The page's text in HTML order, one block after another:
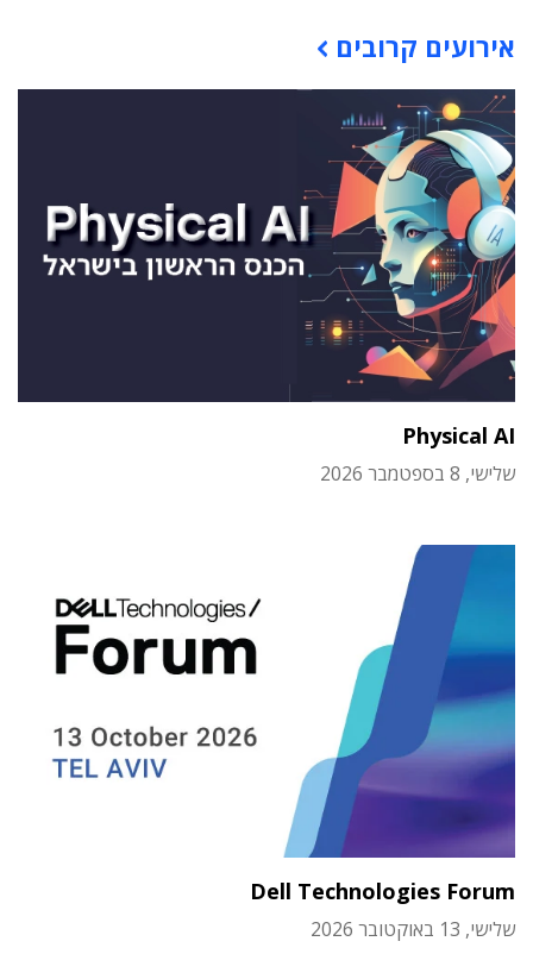
אירועים קרובים
Physical AI
שלישי, 8 בספטמבר 2026
Dell Technologies Forum
שלישי, 13 באוקטובר 2026